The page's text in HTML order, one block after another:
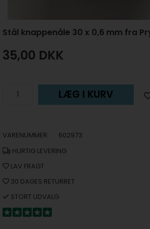
Stål knappenåle 30 x 0,6 mm fra
35,00 DKK
LÆG I KURV
VARENUMMER:
602973
HURTIG LEVERING
LAV FRAGT
30 DAGES RETURRET
STORT UDVALG